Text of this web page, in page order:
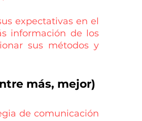
expectativas en el
información de los
sus métodos y
más, mejor)
de comunicación